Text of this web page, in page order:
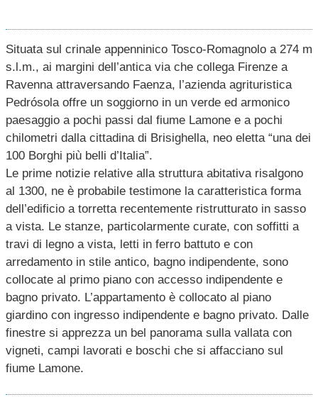
Situata sul crinale appenninico Tosco-Romagnolo a 274 m
s.l.m., ai margini dell’antica via che collega Firenze a
Ravenna attraversando Faenza, l’azienda agrituristica
Pedrósola offre un soggiorno in un verde ed armonico
paesaggio a pochi passi dal fiume Lamone e a pochi
chilometri dalla cittadina di Brisighella, neo eletta “una dei
100 Borghi più belli d’Italia”.
Le prime notizie relative alla struttura abitativa risalgono
al 1300, ne è probabile testimone la caratteristica forma
dell’edificio a torretta recentemente ristrutturato in sasso
a vista. Le stanze, particolarmente curate, con soffitti a
travi di legno a vista, letti in ferro battuto e con
arredamento in stile antico, bagno indipendente, sono
collocate al primo piano con accesso indipendente e
bagno privato. L’appartamento è collocato al piano
giardino con ingresso indipendente e bagno privato. Dalle
finestre si apprezza un bel panorama sulla vallata con
vigneti, campi lavorati e boschi che si affacciano sul
fiume Lamone.